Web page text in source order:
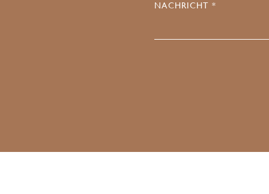
NACHRICHT *